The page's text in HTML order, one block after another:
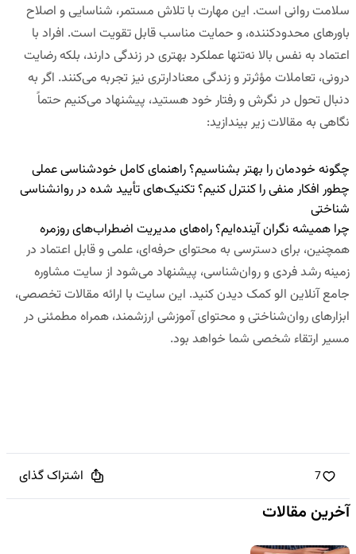
سلامت روانی است. این مهارت با تلاش مستمر، شناسایی و اصلاح
باورهای محدودکننده، و حمایت مناسب قابل تقویت است. افراد با
اعتماد به نفس بالا نه‌تنها عملکرد بهتری در زندگی دارند، بلکه رضایت
درونی، تعاملات مؤثرتر و زندگی معنادارتری نیز تجربه می‌کنند. اگر به
دنبال تحول در نگرش و رفتار خود هستید، پیشنهاد می‌کنیم حتماً
نگاهی به مقالات زیر بیندازید:
چگونه خودمان را بهتر بشناسیم؟ راهنمای کامل خودشناسی عملی
چطور افکار منفی را کنترل کنیم؟ تکنیک‌های تأیید شده در روانشناسی
شناختی
چرا همیشه نگران آینده‌ایم؟ راه‌های مدیریت اضطراب‌های روزمره
همچنین، برای دسترسی به محتوای حرفه‌ای، علمی و قابل اعتماد در
زمینه رشد فردی و روان‌شناسی، پیشنهاد می‌شود از سایت مشاوره
جامع آنلاین الو کمک دیدن کنید. این سایت با ارائه مقالات تخصصی،
ابزارهای روان‌شناختی و محتوای آموزشی ارزشمند، همراه مطمئنی در
مسیر ارتقاء شخصی شما خواهد بود.
7 اشتراک گذای
آخرین مقالات